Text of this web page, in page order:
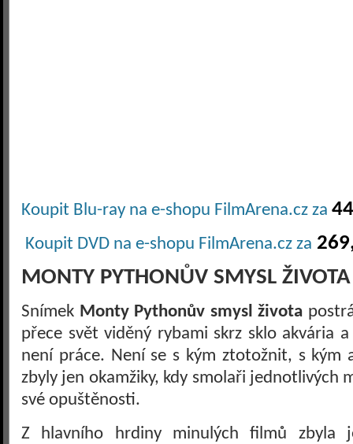
Koupit Blu-ray na e-shopu FilmArena.cz za
Koupit DVD na e-shopu FilmArena.cz za
MONTY PYTHONŮV SMYSL
Snímek Monty Pythonův smysl života
přece svět viděný rybami skrz sklo akvária
není práce. Není se s kým ztotožnit, s kým
zbyly jen okamžiky, kdy smolaři jednotlivých
své opuštěnosti.
Z hlavního hrdiny minulých filmů zbyla